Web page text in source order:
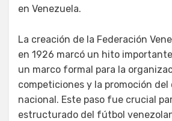
en Venezuela.
La creación de la Federación
en 1926 marcó un hito
un marco formal para la
competiciones y la promoción del
nacional. Este paso fue crucial
estructurado del fútbol